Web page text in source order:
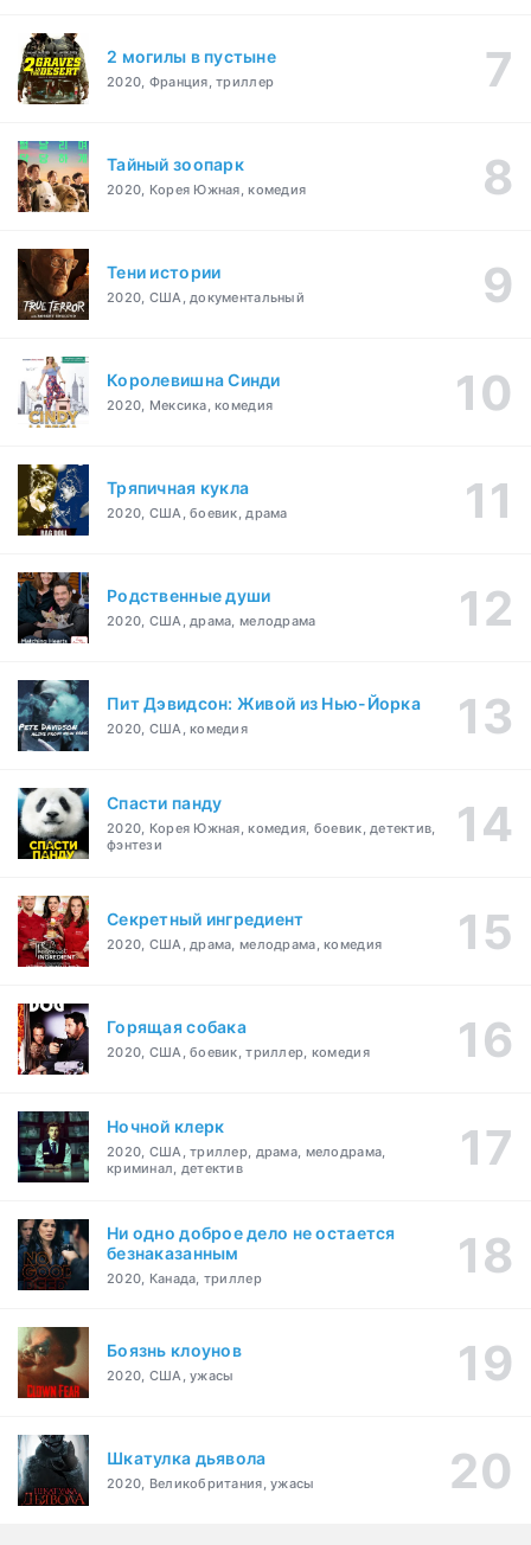
2 могилы в пустыне
2020, Франция, триллер
Тайный зоопарк
2020, Корея Южная, комедия
Тени истории
2020, США, документальный
Королевишна Синди
2020, Мексика, комедия
Тряпичная кукла
2020, США, боевик, драма
Родственные души
2020, США, драма, мелодрама
Пит Дэвидсон: Живой из Нью-Йорка
2020, США, комедия
Спасти панду
2020, Корея Южная, комедия, боевик, детектив,
фэнтези
Секретный ингредиент
2020, США, драма, мелодрама, комедия
Горящая собака
2020, США, боевик, триллер, комедия
Ночной клерк
2020, США, триллер, драма, мелодрама,
криминал, детектив
Ни одно доброе дело не остается
безнаказанным
2020, Канада, триллер
Боязнь клоунов
2020, США, ужасы
Шкатулка дьявола
2020, Великобритания, ужасы